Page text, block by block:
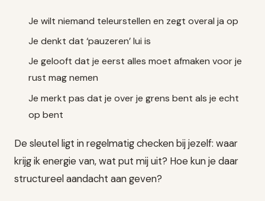
Je wilt niemand teleurstellen en zegt overal ja op
Je denkt dat ‘pauzeren’ lui is
Je gelooft dat je eerst alles moet afmaken voor je
rust mag nemen
Je merkt pas dat je over je grens bent als je echt
op bent
De sleutel ligt in regelmatig checken bij jezelf: waar
krijg ik energie van, wat put mij uit? Hoe kun je daar
structureel aandacht aan geven?